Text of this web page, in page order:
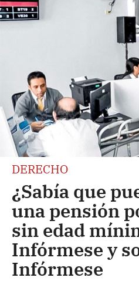
DERECHO
¿Sabía que
una pensión
sin edad
Infórmese y
Infórmese